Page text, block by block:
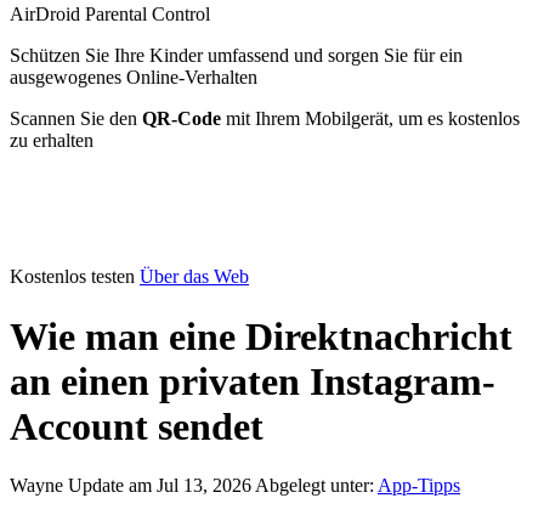
AirDroid Parental Control
Schützen Sie Ihre Kinder umfassend und sorgen Sie für ein
ausgewogenes Online-Verhalten
Scannen Sie den QR-Code mit Ihrem Mobilgerät, um es kostenlos
zu erhalten
Kostenlos testen Über das Web
Wie man eine Direktnachricht
an einen privaten Instagram-
Account sendet
Wayne Update am Jul 13, 2026 Abgelegt unter: App-Tipps